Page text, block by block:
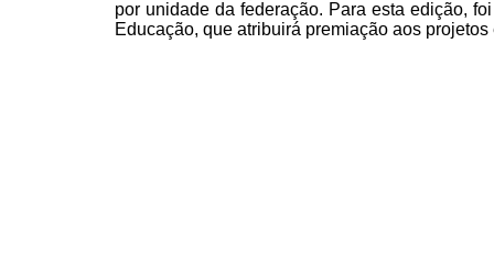
por unidade da federação. Para esta edição,
Educação, que atribuirá premiação aos